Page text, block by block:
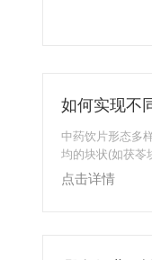
中药饮片形态多
均的块状(如茯
了料、破碎、计
技术创新，让不
点击详情